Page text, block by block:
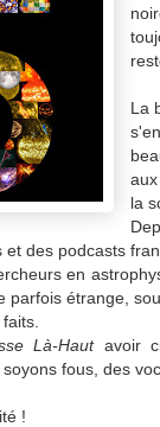
La
la
et des podcasts
en
parfois étrange,
Là-Hautavoir
fous, des
!